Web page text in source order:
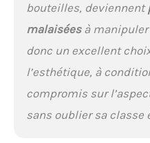
bouteilles, deviennent
malaiséesà manipuler
donc un excellent
l’esthétique, à
compromis sur
sans oublier sa classe